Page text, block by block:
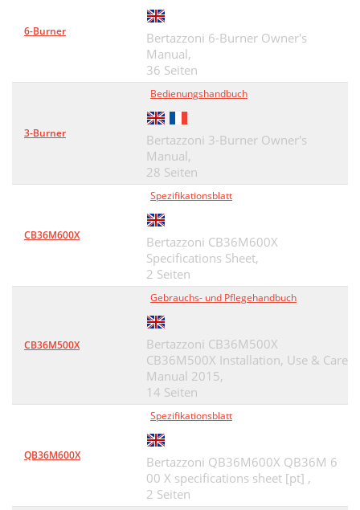
6-Burner
Bertazzoni 6-Burner Owner's
Manual,
36 Seiten
3-Burner
Bedienungshandbuch
Bertazzoni 3-Burner Owner's
Manual,
28 Seiten
CB36M600X
Spezifikationsblatt
Bertazzoni CB36M600X
Specifications Sheet,
2 Seiten
CB36M500X
Gebrauchs- und Pflegehandbuch
Bertazzoni CB36M500X
CB36M500X Installation, Use & Care
Manual 2015,
14 Seiten
QB36M600X
Spezifikationsblatt
Bertazzoni QB36M600X QB36M 6
00 X specifications sheet [pt] ,
2 Seiten